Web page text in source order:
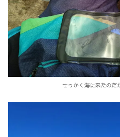
せっかく海に来たのだ